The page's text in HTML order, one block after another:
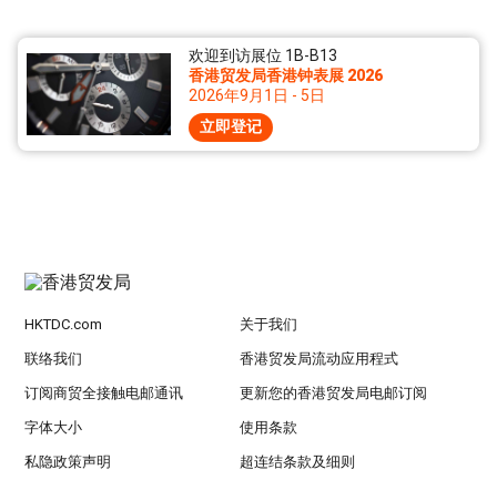
欢迎到访展位 1B-B13
香港贸发局香港钟表展 2026
2026年9月1日 - 5日
立即登记
HKTDC.com 关于我们
联络我们 香港贸发局流动应用程式
订阅商贸全接触电邮通讯 更新您的香港贸发局电邮订阅
字体大小 使用条款
私隐政策声明 超连结条款及细则